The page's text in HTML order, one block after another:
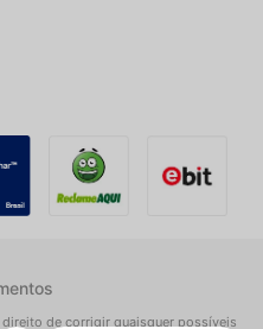
de corrigir quaisquer possíveis